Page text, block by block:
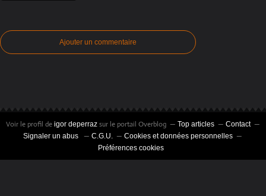
Ajouter un commentaire
Voir le profil de igor deperraz sur le portail Overblog Top articles
Contact
Signaler un abus
C.G.U.
Cookies et données personnelles
Préférences cookies